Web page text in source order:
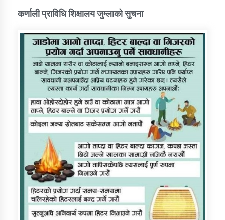
कर्णाली प्राविधि शिक्षालय जुम्लाको सुचना